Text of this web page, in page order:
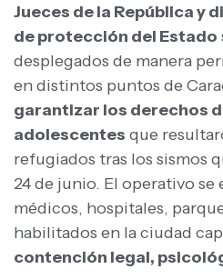
Jueces de la República y
de protección del Estado
desplegados de manera
en distintos puntos de
garantizar los derechos
adolescentes que
refugiados tras los sismos
24 de junio. El operativo
médicos, hospitales,
habilitados en la ciudad
contención legal,